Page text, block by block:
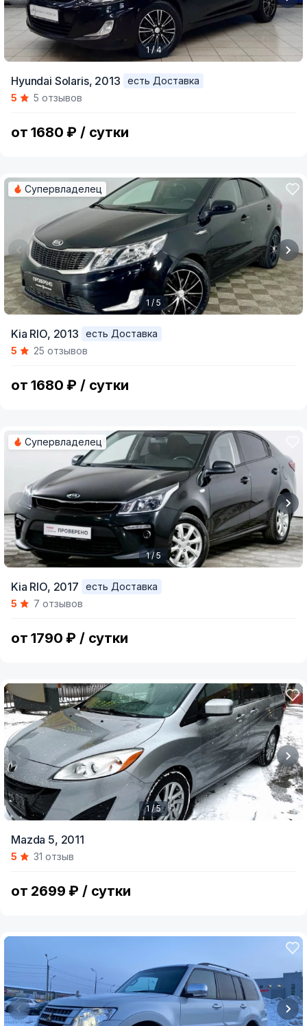
of
1 / 4
Hyundai Solaris, 2013
есть Доставка
5
5 отзывов
от 1680 ₽ / сутки
of
Супервладелец
1 / 5
Kia RIO, 2013
есть Доставка
5
25 отзывов
от 1680 ₽ / сутки
of
Супервладелец
1 / 5
Kia RIO, 2017
есть Доставка
5
7 отзывов
от 1790 ₽ / сутки
of
1 / 5
Mazda 5, 2011
5 31 отзыв
от 2699 ₽ / сутки